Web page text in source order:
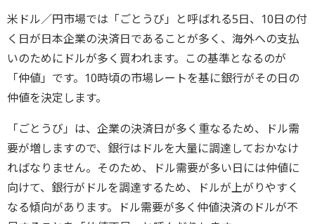
米ドル／円市場では「ごとうび」と呼ばれる5日、10日の付
く日が日本企業の決済日であることが多く、海外への支払
いのためにドルが多く買われます。この基準となるのが
「仲値」です。10時頃の市場レートを基に銀行がその日の
仲値を決定します。
「ごとうび」は、企業の決済日が多く重なるため、ドル需
要が増しますので、銀行はドルを大量に調達しておかなけ
ればなりません。そのため、ドル需要が多い日には仲値に
向けて、銀行がドルを調達するため、ドルが上がりやすく
なる傾向があります。ドル需要が多く仲値決済のドルが不